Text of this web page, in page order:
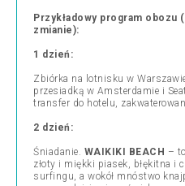
Przykładowy program
zmianie):
1 dzień:
Zbiórka na lotnisku w
przesiadką w Amsterdamie i
transfer do hotelu,
2 dzień:
Śniadanie. WAIKIKI BEACH –
złoty i miękki piasek, błękitna i
surfingu, a wokół mnóstwo